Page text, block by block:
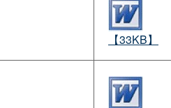
【33KB】